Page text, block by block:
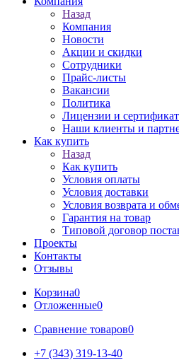
Назад
Компания
Новости
Акции и скидки
Сотрудники
Прайс-листы
Вакансии
Политика
Лицензии и
Наши клиенты и
Как купить
Назад
Как купить
Условия оплаты
Условия доставки
Условия возврата и
Гарантия на товар
Типовой договор
Проекты
Контакты
Отзывы
Корзина0
Отложенные0
Сравнение товаров0
+7 (343) 319-13-40